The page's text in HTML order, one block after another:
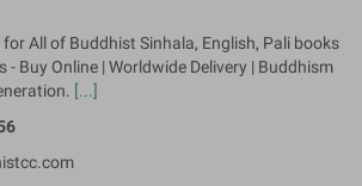
All of Buddhist Sinhala, English, Pali books
Buy Online | Worldwide Delivery | Buddhism
[...]